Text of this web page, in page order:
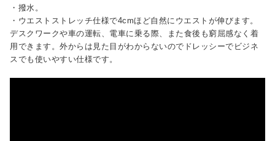
・撥水。
・ウエストストレッチ仕様で4cmほど自然にウエストが伸びます。
デスクワークや車の運転、電車に乗る際、また食後も窮屈感なく着
用できます。外からは見た目がわからないのでドレッシーでビジネ
スでも使いやすい仕様です。